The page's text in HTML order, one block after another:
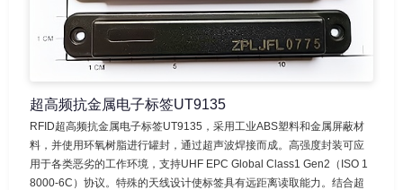
超高频抗金属电子标签UT9135
RFID超高频抗金属电子标签UT9135，采用工业ABS塑料和金属屏蔽材
料，并使用环氧树脂进行罐封，通过超声波焊接而成。高强度封装可应
用于各类恶劣的工作环境，支持UHF EPC Global Class1 Gen2（ISO 1
8000-6C）协议。特殊的天线设计使标签具有远距离读取能力。结合超